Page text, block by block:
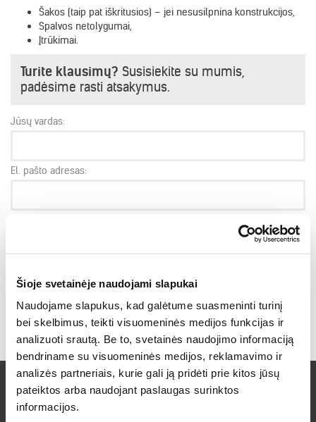
Šioje svetainėje naudojami slapukai
Naudojame slapukus, kad galėtume suasmeninti turinį
bei skelbimus, teikti visuomeninės medijos funkcijas ir
analizuoti srautą. Be to, svetainės naudojimo informaciją
bendriname su visuomeninės medijos, reklamavimo ir
analizės partneriais, kurie gali ją pridėti prie kitos jūsų
pateiktos arba naudojant paslaugas surinktos
informacijos.
Šakos (taip pat iškritusios) – jei nesusilpnina konstrukcijos,
Spalvos netolygumai,
Įtrūkimai.
Turite klausimų? Susisiekite su mumis,
padėsime rasti atsakymus.
Jūsų vardas:
El. pašto adresas:
SIŲSTI